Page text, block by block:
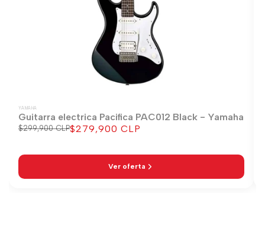
YAMAHA
Guitarra electrica Pacifica PAC012 Black - Yamaha
Precio
$299,900 CLPPrecio
$279,900 CLP
Ver oferta